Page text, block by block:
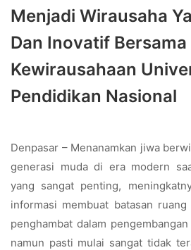
Menjadi Wirausaha
Dan Inovatif Bersama
Kewirausahaan
Pendidikan Nasional
Denpasar – Menanamkan jiwa
generasi muda di era modern
yang sangat penting,
informasi membuat batasan
penghambat dalam
namun pasti mulai sangat tidak